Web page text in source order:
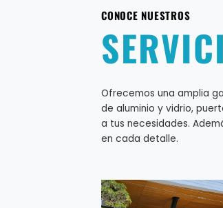
CONOCE NUESTROS
Ofrecemos una amplia
de aluminio y vidrio,
a tus necesidades.
en cada detalle.